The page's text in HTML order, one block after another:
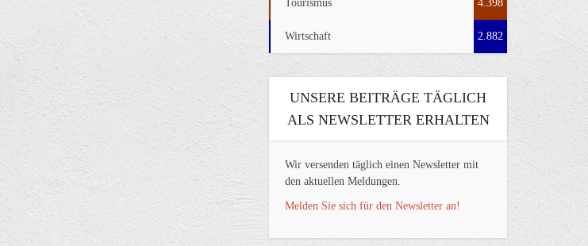
Tourismus 4.398
Wirtschaft 2.882
UNSERE BEITRÄGE TÄGLICH
ALS NEWSLETTER ERHALTEN
Wir versenden täglich einen Newsletter mit
den aktuellen Meldungen.
Melden Sie sich für den Newsletter an!